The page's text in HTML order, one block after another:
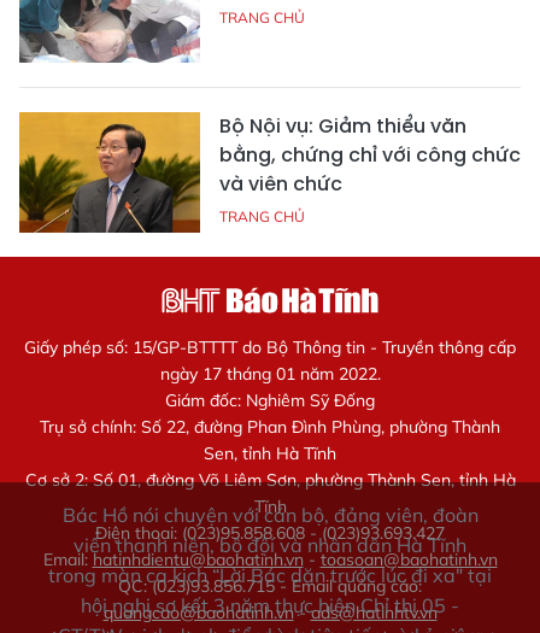
Bác Hồ nói chuyện với cán bộ, đảng viên, đoàn
viên thanh niên, bộ đội và nhân dân Hà Tĩnh
trong màn ca kịch “Lời Bác dặn trước lúc đi xa" tại
hội nghị sơ kết 3 năm thực hiện Chỉ thị 05 -
TRANG CHỦ
Bộ Nội vụ: Giảm thiểu văn
bằng, chứng chỉ với công chức
và viên chức
TRANG CHỦ
Giấy phép số: 15/GP-BTTTT do Bộ Thông tin - Truyền thông cấp
ngày 17 tháng 01 năm 2022.
Giám đốc: Nghiêm Sỹ Đống
Trụ sở chính: Số 22, đường Phan Đình Phùng, phường Thành
Sen, tỉnh Hà Tĩnh
Cơ sở 2: Số 01, đường Võ Liêm Sơn, phường Thành Sen, tỉnh Hà
Tĩnh
Điện thoại: (023)95.858.608 - (023)93.693.427
Email:hatinhdientu@baohatinh.vn -toasoan@baohatinh.vn
QC: (023)93.856.715 - Email quảng cáo:
quangcao@baohatinh.vn-ads@hatinhtv.vn